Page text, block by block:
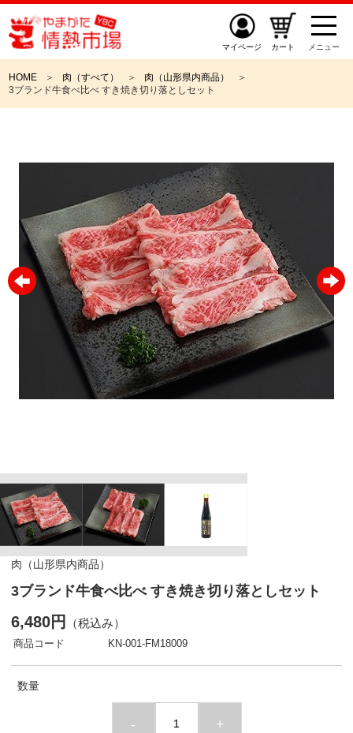
マイページ カート メニュー
HOME 肉（すべて）
肉（山形県内商品）
3ブランド牛食べ比べ すき焼き切り落としセット
肉（山形県内商品）
3ブランド牛食べ比べ すき焼き切り落としセット
6,480円 （税込み）
商品コード KN-001-FM18009
数量
- +